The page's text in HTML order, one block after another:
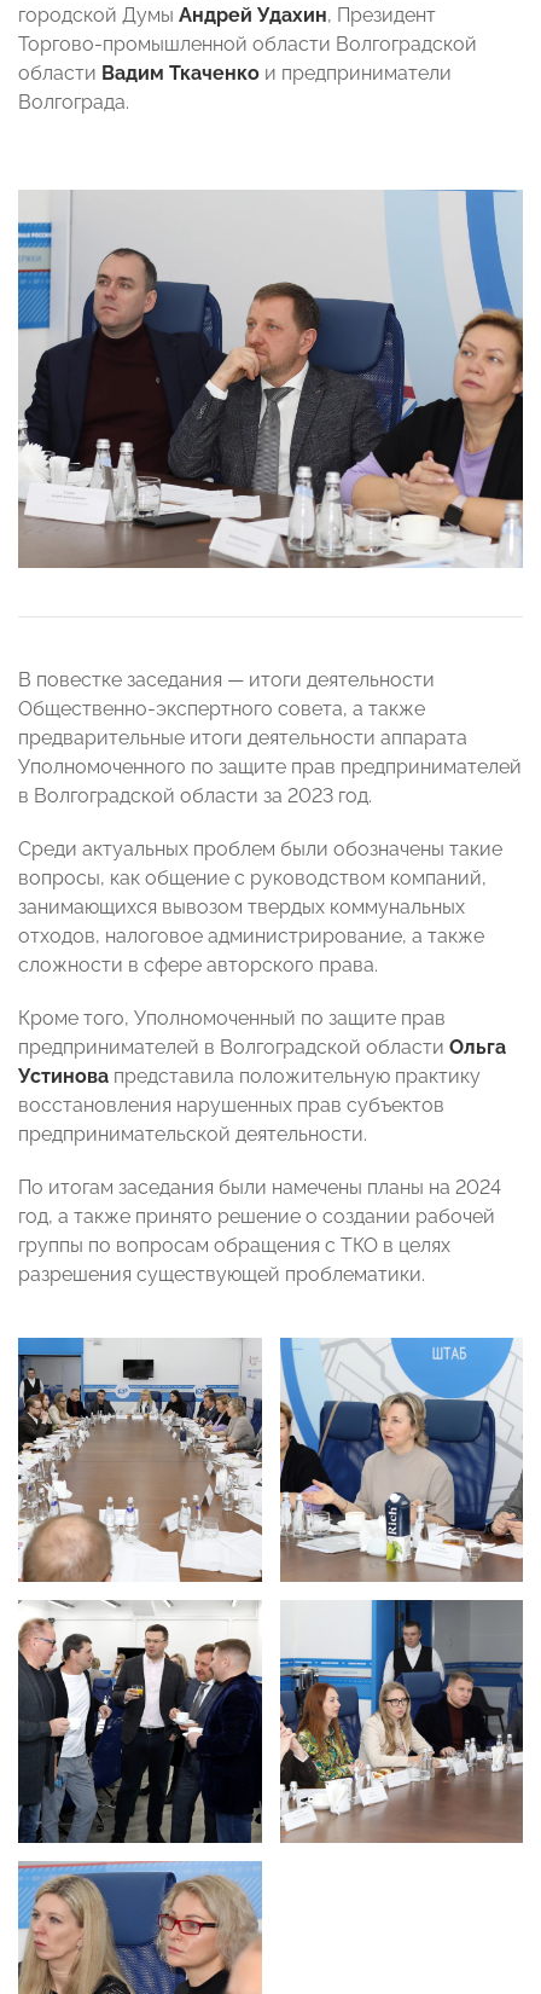
городской Думы Андрей Удахин, Президент
Торгово-промышленной области Волгоградской
области Вадим Ткаченко и предприниматели
Волгограда.
В повестке заседания — итоги деятельности
Общественно-экспертного совета, а также
предварительные итоги деятельности аппарата
Уполномоченного по защите прав предпринимателей
в Волгоградской области за 2023 год.
Среди актуальных проблем были обозначены такие
вопросы, как общение с руководством компаний,
занимающихся вывозом твердых коммунальных
отходов, налоговое администрирование, а также
сложности в сфере авторского права.
Кроме того, Уполномоченный по защите прав
предпринимателей в Волгоградской области Ольга
Устинова представила положительную практику
восстановления нарушенных прав субъектов
предпринимательской деятельности.
По итогам заседания были намечены планы на 2024
год, а также принято решение о создании рабочей
группы по вопросам обращения с ТКО в целях
разрешения существующей проблематики.